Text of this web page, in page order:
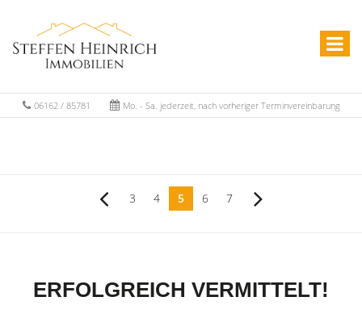
06162 / 85781 Mo. - Sa. jederzeit, nach vorheriger Terminvereinbarung
3 4 5 6 7
ERFOLGREICH VERMITTELT!